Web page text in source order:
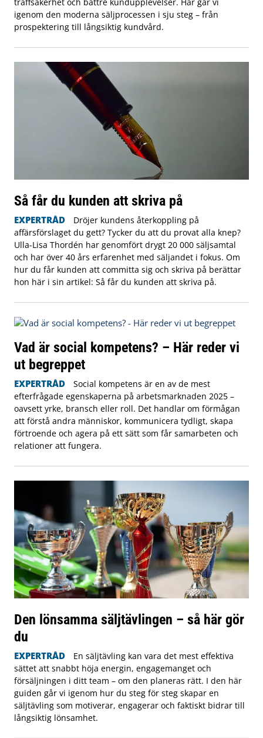
igenom den moderna säljprocessen i sju steg – från
prospektering till långsiktig kundvård.
Så får du kunden att skriva på
EXPERTRÅD
Dröjer kundens återkoppling på
affärsförslaget du gett? Tycker du att du provat alla knep?
Ulla-Lisa Thordén har genomfört drygt 20 000 säljsamtal
och har över 40 års erfarenhet med säljandet i fokus. Om
hur du får kunden att committa sig och skriva på berättar
hon här i sin artikel: Så får du kunden att skriva på.
Vad är social kompetens? – Här reder vi
ut begreppet
EXPERTRÅD
Social kompetens är en av de mest
efterfrågade egenskaperna på arbetsmarknaden 2025 –
oavsett yrke, bransch eller roll. Det handlar om förmågan
att förstå andra människor, kommunicera tydligt, skapa
förtroende och agera på ett sätt som får samarbeten och
relationer att fungera.
Den lönsamma säljtävlingen – så här gör
du
EXPERTRÅD
En säljtävling kan vara det mest effektiva
sättet att snabbt höja energin, engagemanget och
försäljningen i ditt team – om den planeras rätt. I den här
guiden går vi igenom hur du steg för steg skapar en
säljtävling som motiverar, engagerar och faktiskt bidrar till
långsiktig lönsamhet.